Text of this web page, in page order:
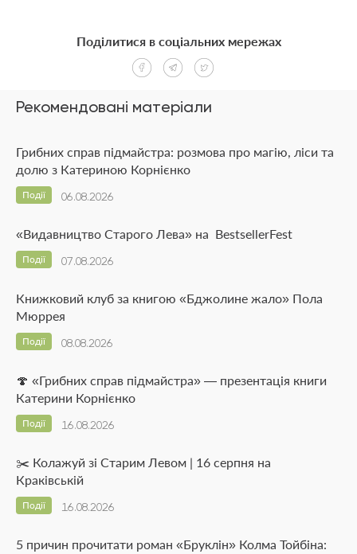
Рекомендовані матеріали
Грибних справ підмайстра: розмова про магію, ліси та
долю з Катериною Корнієнко
06.08.2026
Події
«Видавництво Старого Лева» на BestsellerFest
07.08.2026
Події
Книжковий клуб за книгою «Бджолине жало» Пола
Мюррея
08.08.2026
Події
🍄 «Грибних справ підмайстра» — презентація книги
Катерини Корнієнко
16.08.2026
Події
✂️ Колажуй зі Старим Левом | 16 серпня на
Краківській
16.08.2026
Події
5 причин прочитати роман «Бруклін» Колма Тойбіна:
Поділитися в соціальних мережах